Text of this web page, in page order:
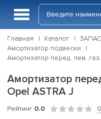
Главная Каталог
Амортизатор подвески
Амортизатор перед. лев.
Амортизатор
Opel ASTRA J
Рейтинг 0.0